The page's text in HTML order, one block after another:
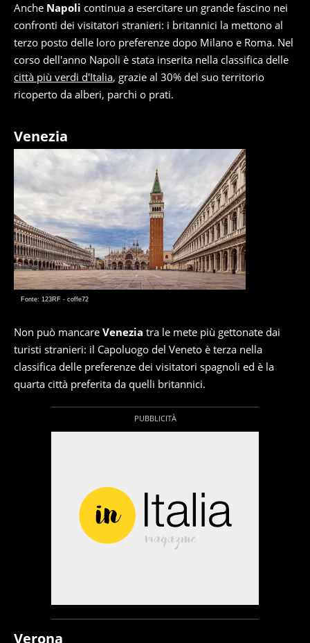
Anche Napoli continua a esercitare un grande fascino nei
confronti dei visitatori stranieri: i britannici la mettono al
terzo posto delle loro preferenze dopo Milano e Roma. Nel
corso dell'anno Napoli è stata inserita nella classifica delle
città più verdi d'Italia, grazie al 30% del suo territorio
ricoperto da alberi, parchi o prati.
Venezia
Fonte: 123RF - coffe72
Non può mancare Venezia tra le mete più gettonate dai
turisti stranieri: il Capoluogo del Veneto è terza nella
classifica delle preferenze dei visitatori spagnoli ed è la
quarta città preferita da quelli britannici.
Verona